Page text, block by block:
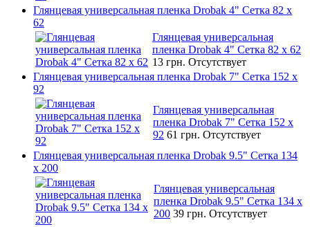
Глянцевая универсальная пленка Drobak 4" Сетка 82 x
62
Глянцевая универсальная
пленка Drobak 4" Сетка 82 x 62
13 грн. Отсутствует
Глянцевая универсальная пленка Drobak 7" Сетка 152 x
92
Глянцевая универсальная
пленка Drobak 7" Сетка 152 x
92 61 грн. Отсутствует
Глянцевая универсальная пленка Drobak 9.5" Сетка 134
x 200
Глянцевая универсальная
пленка Drobak 9.5" Сетка 134 x
200 39 грн. Отсутствует